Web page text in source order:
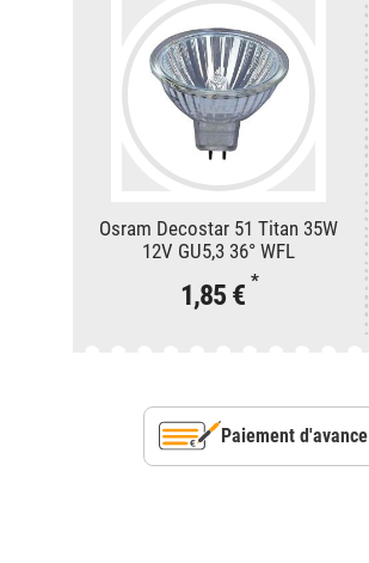
Osram Decostar 51 Titan 35W
12V GU5,3 36° WFL
1,85 € *
Paiement d'avance